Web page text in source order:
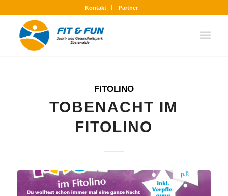
Kontakt Partner
FITOLINO
TOBENACHT IM
FITOLINO